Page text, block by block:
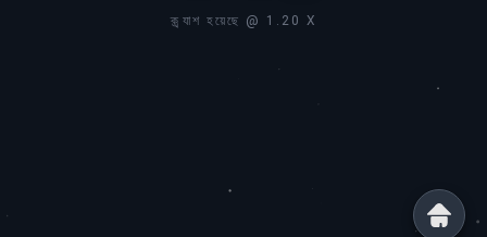
ক্র্যাশ হয়েছে @ 1.20 X